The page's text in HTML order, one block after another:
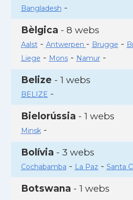
Bangladesh -
Bèlgica - 8 webs
Aalst- Antwerpen - Brugge -
Liege - Mons- Namur-
Belize - 1 webs
BELIZE -
Bielorússia - 1 webs
Minsk-
Bolívia - 3 webs
Cochabamba - La Paz - Santa
Botswana - 1 webs